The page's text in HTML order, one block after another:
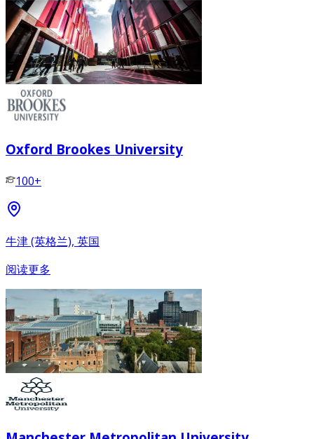
Oxford Brookes University
100+
牛津 (英格兰), 英国
阅读更多